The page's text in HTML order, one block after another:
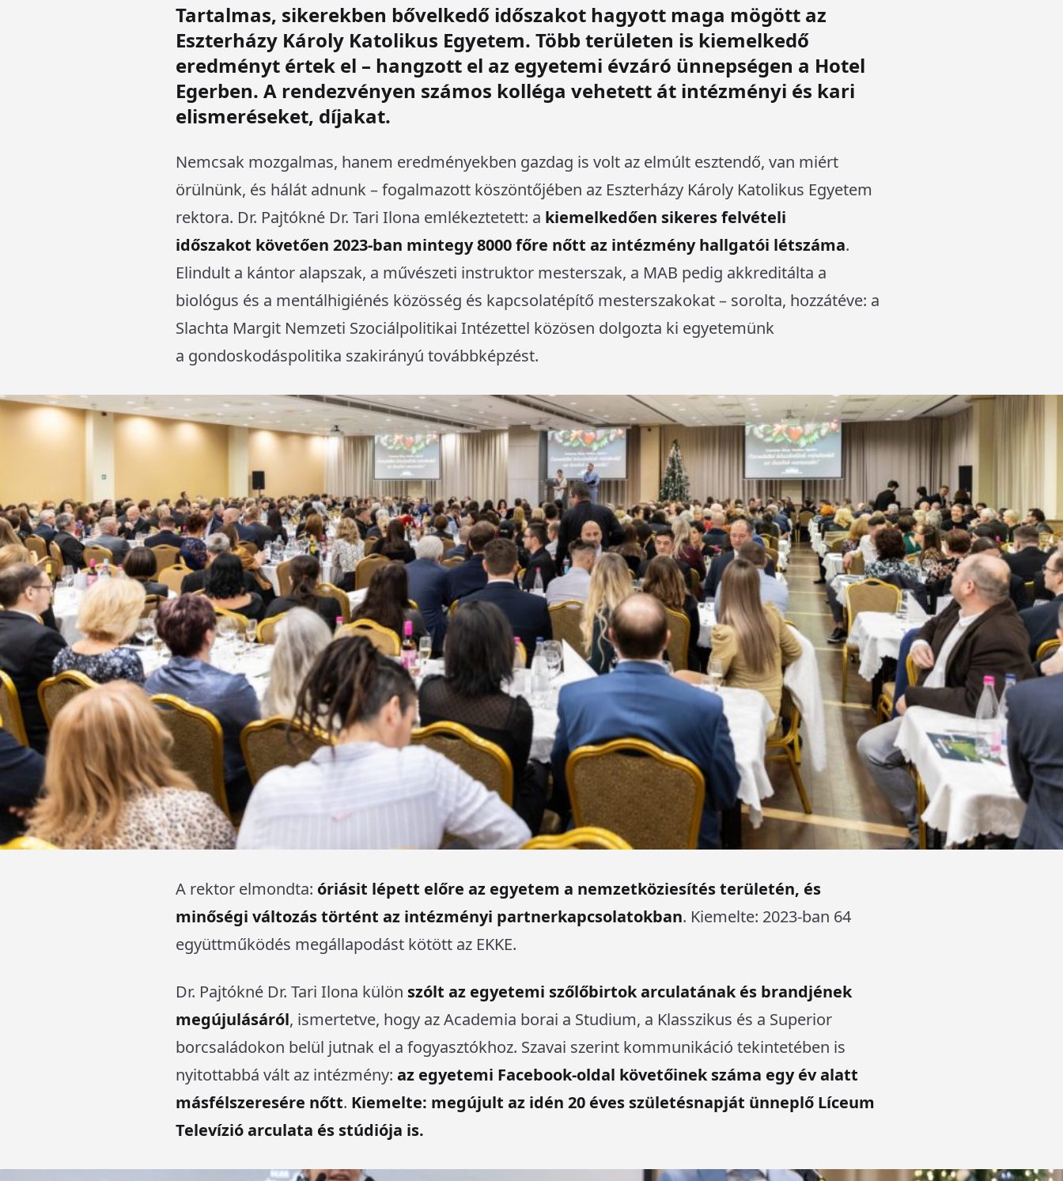
Tartalmas, sikerekben bővelkedő időszakot hagyott maga mögött az
Eszterházy Károly Katolikus Egyetem. Több területen is kiemelkedő
eredményt értek el – hangzott el az egyetemi évzáró ünnepségen a Hotel
Egerben. A rendezvényen számos kolléga vehetett át intézményi és kari
elismeréseket, díjakat.
Nemcsak mozgalmas, hanem eredményekben gazdag is volt az elmúlt esztendő, van miért
örülnünk, és hálát adnunk – fogalmazott köszöntőjében az Eszterházy Károly Katolikus Egyetem
rektora. Dr. Pajtókné Dr. Tari Ilona emlékeztetett: a kiemelkedően sikeres felvételi
időszakot követően 2023-ban mintegy 8000 főre nőtt az intézmény hallgatói létszáma.
Elindult a kántor alapszak, a művészeti instruktor mesterszak, a MAB pedig akkreditálta a
biológus és a mentálhigiénés közösség és kapcsolatépítő mesterszakokat – sorolta, hozzátéve: a
Slachta Margit Nemzeti Szociálpolitikai Intézettel közösen dolgozta ki egyetemünk
a gondoskodáspolitika szakirányú továbbképzést.
A rektor elmondta: óriásit lépett előre az egyetem a nemzetköziesítés területén, és
minőségi változás történt az intézményi partnerkapcsolatokban. Kiemelte: 2023-ban 64
együttműködés megállapodást kötött az EKKE.
Dr. Pajtókné Dr. Tari Ilona külön szólt az egyetemi szőlőbirtok arculatának és brandjének
megújulásáról, ismertetve, hogy az Academia borai a Studium, a Klasszikus és a Superior
borcsaládokon belül jutnak el a fogyasztókhoz. Szavai szerint kommunikáció tekintetében is
nyitottabbá vált az intézmény: az egyetemi Facebook-oldal követőinek száma egy év alatt
másfélszeresére nőtt. Kiemelte: megújult az idén 20 éves születésnapját ünneplő Líceum
Televízió arculata és stúdiója is.